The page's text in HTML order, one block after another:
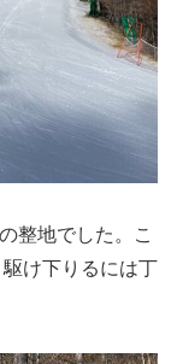
整地でした。こ
け下りるには丁